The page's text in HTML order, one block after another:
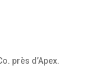
près d’Apex.